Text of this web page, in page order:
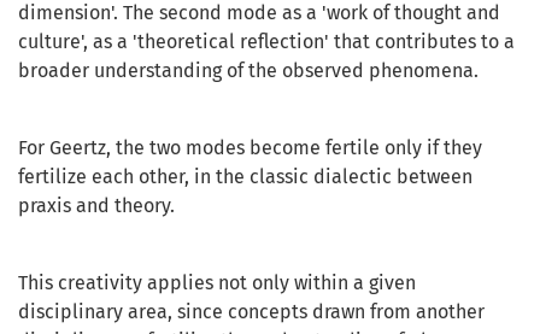
dimension'. The second mode as a 'work of thought and
culture', as a 'theoretical reflection' that contributes to a
broader understanding of the observed phenomena.
For Geertz, the two modes become fertile only if they
fertilize each other, in the classic dialectic between
praxis and theory.
This creativity applies not only within a given
disciplinary area, since concepts drawn from another